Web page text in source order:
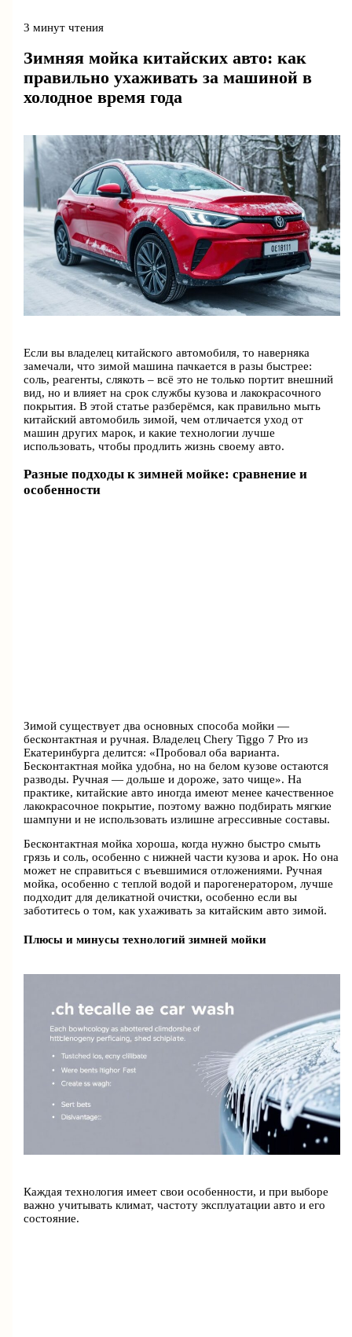
3 минут чтения
Зимняя мойка китайских авто: как
правильно ухаживать за машиной в
холодное время года
Если вы владелец китайского автомобиля, то наверняка
замечали, что зимой машина пачкается в разы быстрее:
соль, реагенты, слякоть – всё это не только портит внешний
вид, но и влияет на срок службы кузова и лакокрасочного
покрытия. В этой статье разберёмся, как правильно мыть
китайский автомобиль зимой, чем отличается уход от
машин других марок, и какие технологии лучше
использовать, чтобы продлить жизнь своему авто.
Разные подходы к зимней мойке: сравнение и
особенности
Зимой существует два основных способа мойки —
бесконтактная и ручная. Владелец Chery Tiggo 7 Pro из
Екатеринбурга делится: «Пробовал оба варианта.
Бесконтактная мойка удобна, но на белом кузове остаются
разводы. Ручная — дольше и дороже, зато чище». На
практике, китайские авто иногда имеют менее качественное
лакокрасочное покрытие, поэтому важно подбирать мягкие
шампуни и не использовать излишне агрессивные составы.
Бесконтактная мойка хороша, когда нужно быстро смыть
грязь и соль, особенно с нижней части кузова и арок. Но она
может не справиться с въевшимися отложениями. Ручная
мойка, особенно с теплой водой и парогенератором, лучше
подходит для деликатной очистки, особенно если вы
заботитесь о том, как ухаживать за китайским авто зимой.
Плюсы и минусы технологий зимней мойки
Каждая технология имеет свои особенности, и при выборе
важно учитывать климат, частоту эксплуатации авто и его
состояние.